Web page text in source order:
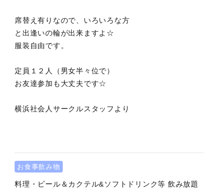
席替え有りなので、いろいろな方
と出逢いの輪が出来ますよ☆
服装自由です。
定員１２人（男女半々位で）
お友達参加も大丈夫です☆
横浜社会人サークルスタッフより
お食事飲み物
料理・ビール＆カクテル&ソフトドリンク等 飲み放題